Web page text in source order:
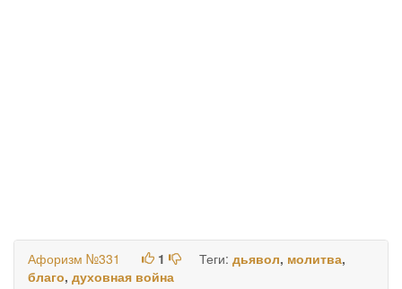
Афоризм №331 1 Теги: дьявол, молитва,
благо, духовная война